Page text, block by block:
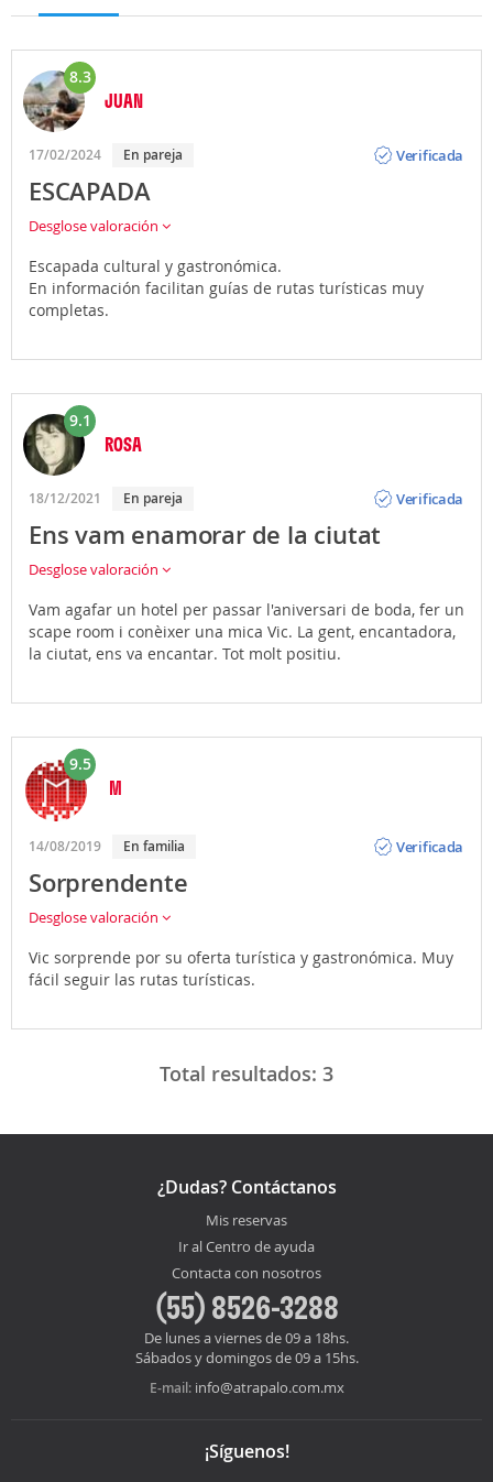
8.3
JUAN
17/02/2024 En pareja
Verificada
ESCAPADA
Desglose valoración
Escapada cultural y gastronómica.
En información facilitan guías de rutas turísticas muy
completas.
9.1
ROSA
18/12/2021 En pareja
Verificada
Ens vam enamorar de la ciutat
Desglose valoración
Vam agafar un hotel per passar l'aniversari de boda, fer un
scape room i conèixer una mica Vic. La gent, encantadora,
la ciutat, ens va encantar. Tot molt positiu.
9.5
M
14/08/2019 En familia
Verificada
Sorprendente
Desglose valoración
Vic sorprende por su oferta turística y gastronómica. Muy
fácil seguir las rutas turísticas.
Total resultados: 3
¿Dudas? Contáctanos
Mis reservas
Ir al Centro de ayuda
Contacta con nosotros
(55) 8526-3288
De lunes a viernes de 09 a 18hs.
Sábados y domingos de 09 a 15hs.
E-mail: info@atrapalo.com.mx
¡Síguenos!